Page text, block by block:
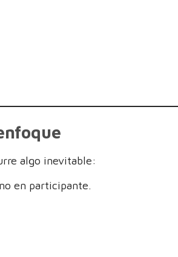
algo inevitable:
en participante.